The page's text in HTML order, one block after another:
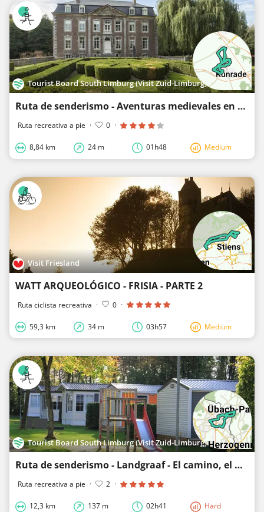
Tourist Board South Limburg (Visit Zuid-Limburg)
Ruta de senderismo - Aventuras medievales en Voerendaal
Ruta recreativa a pie · 0 ·
8,84 km 24 m 01h48 Medium
Visit Friesland
WATT ARQUEOLÓGICO - FRISIA - PARTE 2
Ruta ciclista recreativa · 0 ·
59,3 km 34 m 03h57 Medium
Tourist Board South Limburg (Visit Zuid-Limburg)
Ruta de senderismo - Landgraaf - El camino, el Worm y la torre de agua en Parkstad
Ruta recreativa a pie · 2 ·
12,3 km 137 m 02h41 Hard